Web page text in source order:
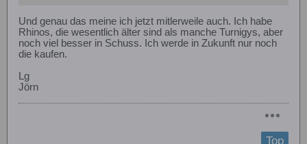
Und genau das meine ich jetzt mitlerweile auch. Ich habe
Rhinos, die wesentlich älter sind als manche Turnigys, aber
noch viel besser in Schuss. Ich werde in Zukunft nur noch
die kaufen.
Lg
Jörn
Top